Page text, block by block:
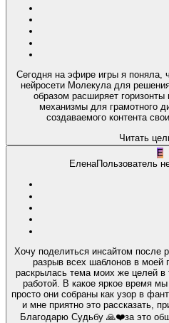
Сегодня на эфире игры я поняла,
нейросети Молекула для
образом расширяет
механизмы для грамотного
создаваемого контента
Читать
Е
ЕленаПользователь
Хочу поделиться инсайтом после
разрыв всех шаблонов в моей
раскрылась тема моих же целей
работой. В какое яркое время
просто они собраны как узор в
и мне приятно это рассказать,
Благодарю Судьбу 🙏❤️за это